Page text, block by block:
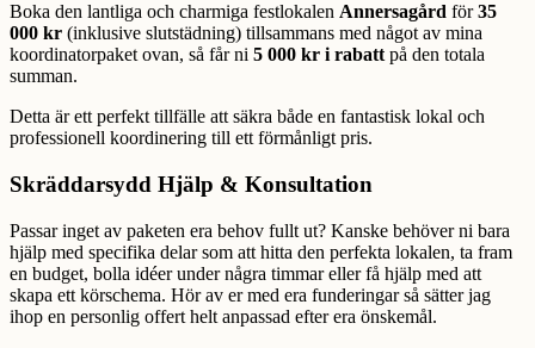
Boka den lantliga och charmiga festlokalen Annersagård för35
000 kr (inklusive slutstädning) tillsammans med något av mina
koordinatorpaket ovan, så får ni 5 000 kr i rabatt på den totala
summan.
Detta är ett perfekt tillfälle att säkra både en fantastisk lokal och
professionell koordinering till ett förmånligt pris.
Skräddarsydd Hjälp & Konsultation
Passar inget av paketen era behov fullt ut? Kanske behöver ni bara
hjälp med specifika delar som att hitta den perfekta lokalen, ta fram
en budget, bolla idéer under några timmar eller få hjälp med att
skapa ett körschema. Hör av er med era funderingar så sätter jag
ihop en personlig offert helt anpassad efter era önskemål.